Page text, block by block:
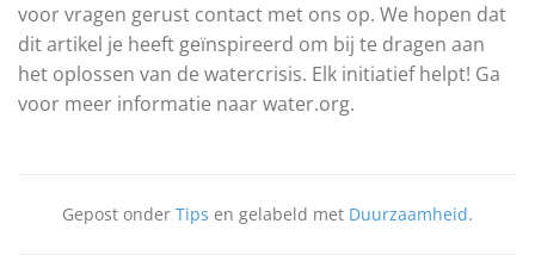
voor vragen gerust contact met ons op. We hopen dat
dit artikel je heeft geïnspireerd om bij te dragen aan
het oplossen van de watercrisis. Elk initiatief helpt! Ga
voor meer informatie naar water.org.
Gepost onder Tips en gelabeld met Duurzaamheid.